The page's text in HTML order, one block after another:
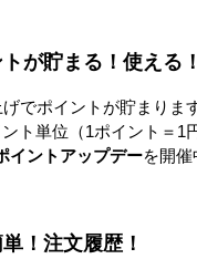
が貯まる！使える！
でポイントが貯まります
ト単位（1ポイント＝1
イントアップデーを開催
！注文履歴！